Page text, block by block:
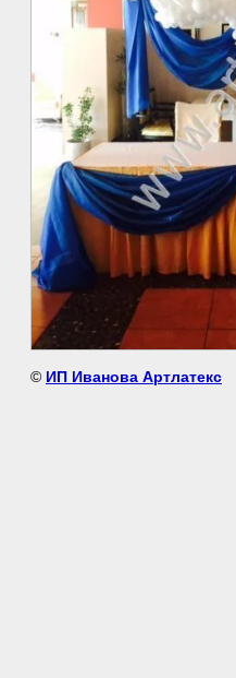
© ИП Иванова Артлатекс